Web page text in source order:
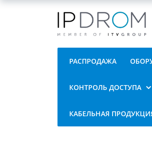
РАСПРОДАЖА
КОНТРОЛЬ ДОСТУПА
КАБЕЛЬНАЯ